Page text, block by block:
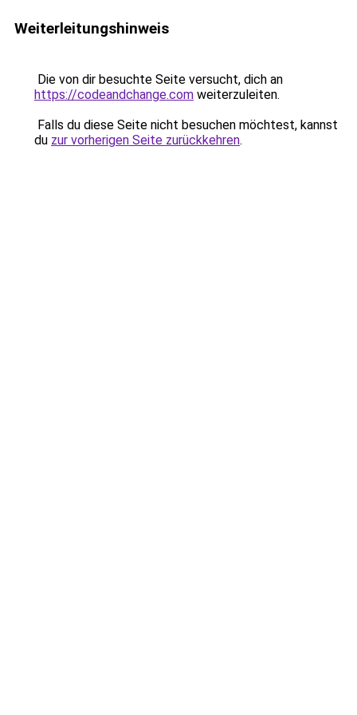
Weiterleitungshinweis
Die von dir besuchte Seite versucht, dich an
https://codeandchange.com weiterzuleiten.
Falls du diese Seite nicht besuchen möchtest, kannst
du zur vorherigen Seite zurückkehren.